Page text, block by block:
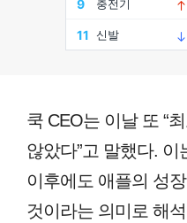
쿡 CEO는 이날 또 “
않았다”고 말했다.
이후에도 애플의 성
것이라는 의미로 해